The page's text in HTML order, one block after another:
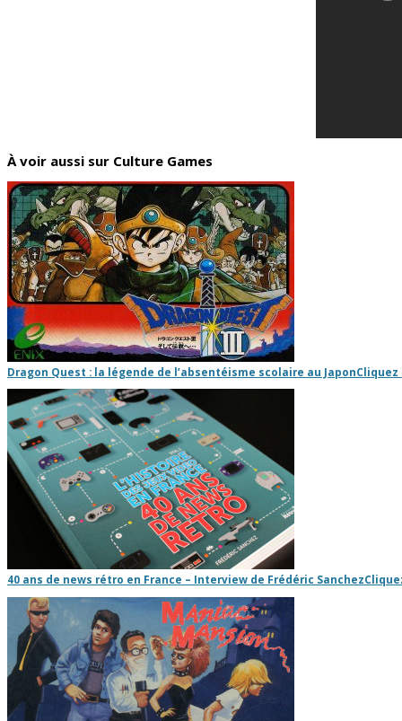
À voir aussi sur Culture Games
Dragon Quest : la légende de l’absentéisme scolaire au JaponCliquez
40 ans de news rétro en France – Interview de Frédéric Sanchez